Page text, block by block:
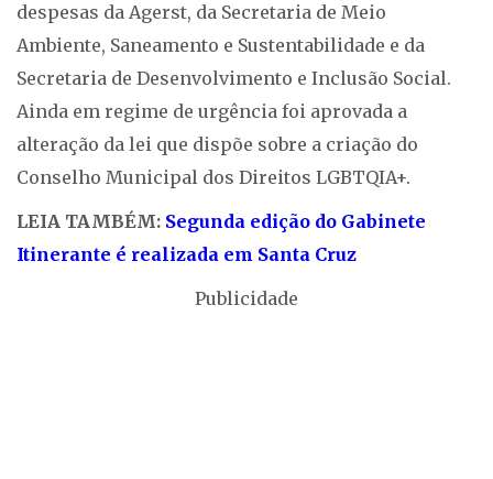
despesas da Agerst, da Secretaria de Meio
Ambiente, Saneamento e Sustentabilidade e da
Secretaria de Desenvolvimento e Inclusão Social.
Ainda em regime de urgência foi aprovada a
alteração da lei que dispõe sobre a criação do
Conselho Municipal dos Direitos LGBTQIA+.
LEIA TAMBÉM: Segunda edição do Gabinete
Itinerante é realizada em Santa Cruz
Publicidade